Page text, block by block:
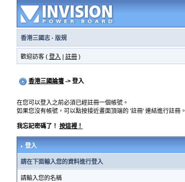
香港三國志· 版規
歡迎訪客 ( 登入 註冊)
香港三國論壇-> 登入
在您可以登入之前必須已經註冊一個帳號。
如果您沒有帳號，可以點按接近畫面頂端的 '註冊' 連結進行註冊。
我忘記密碼了！ 按這裡！
登入
請在下面輸入您的資料進行登入
請輸入您的名稱